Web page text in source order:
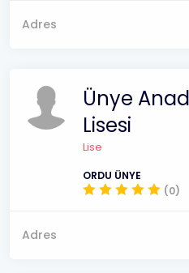
Adres
Ünye
Lisesi
Lise
ORDU ÜNYE
(0)
Adres